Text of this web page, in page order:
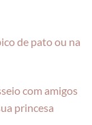
de pato ou na
com amigos
princesa